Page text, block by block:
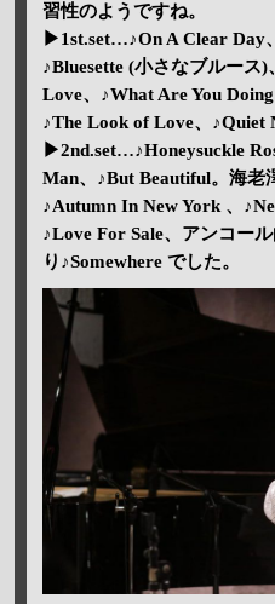
習性のようですね。
▶1st.set…♪On A Clear Day
♪Bluesette (小さなブルース
Love、♪What Are You
♪The Look of Love、♪Quiet
▶2nd.set…♪Honeysuckle
Man、♪But Beautiful。海老
♪Autumn In New York 、
♪Love For Sale、アンコー
り♪Somewhere でした。